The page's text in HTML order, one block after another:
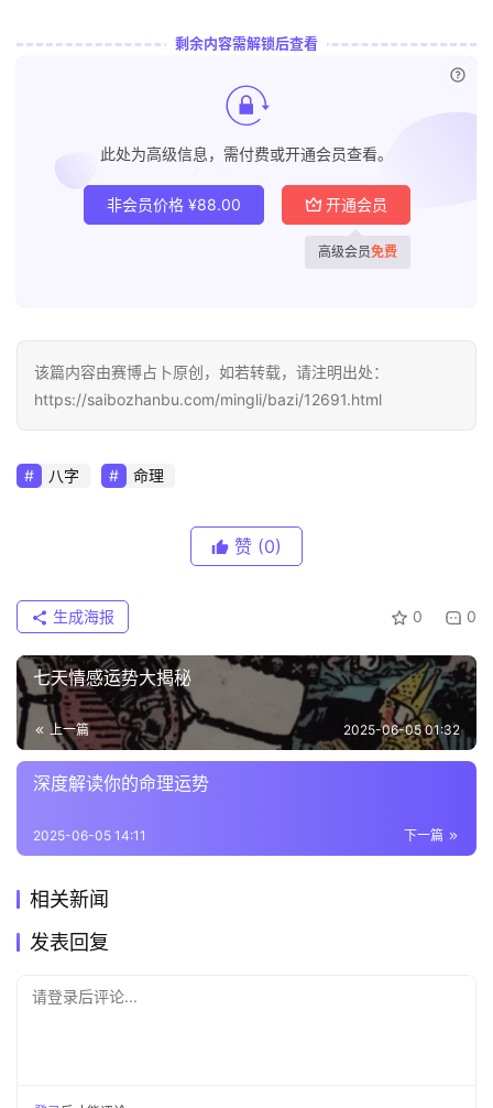
剩余内容需解锁后查看
此处为高级信息，需付费或开通会员查看。
非会员价格 ¥88.00 开通会员
高级会员免费
该篇内容由赛博占卜原创，如若转载，请注明出处：
https://saibozhanbu.com/mingli/bazi/12691.html
八字 命理
赞 (0)
0 0
生成海报
七天情感运势大揭秘
上一篇 2025-06-05 01:32
深度解读你的命理运势
下一篇
2025-06-05 14:11
相关新闻
发表回复
请登录后评论...